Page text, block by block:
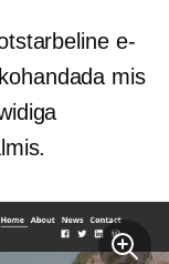
e-
mis